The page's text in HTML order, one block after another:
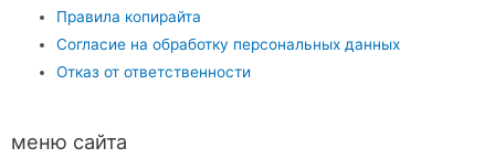
Правила копирайта
Согласие на обработку персональных данных
Отказ от ответственности
меню сайта